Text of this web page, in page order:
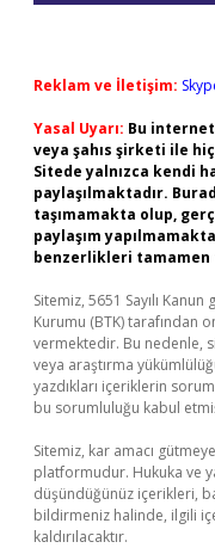
Reklam ve İletişim:
Yasal Uyarı: Bu
veya şahıs şirketi ile
Sitede yalnızca kendi
paylaşılmaktadır.
taşımamakta olup,
paylaşım
benzerlikleri tamamen
Sitemiz, 5651 Sayılı
Kurumu (BTK) tarafından
vermektedir. Bu nedenle,
veya araştırma
yazdıkları içeriklerin
bu sorumluluğu kabul
Sitemiz, kar amacı
platformudur. Hukuka ve
düşündüğünüz içerikleri,
bildirmeniz halinde, ilgili
kaldırılacaktır.